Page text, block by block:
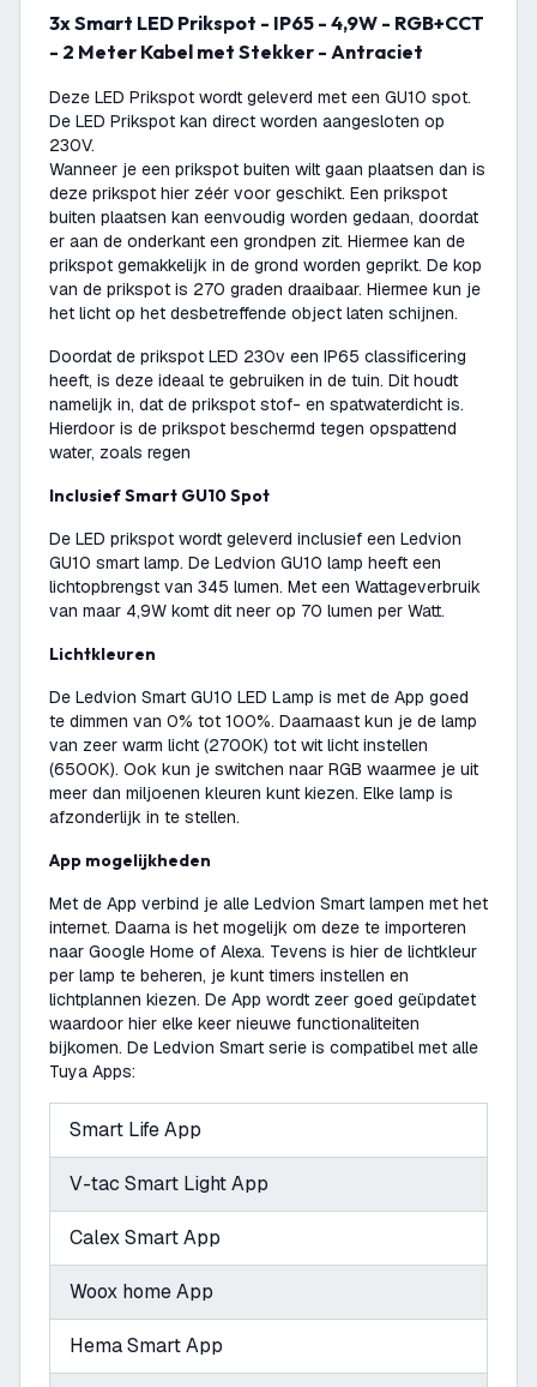
3x Smart LED Prikspot - IP65 - 4,9W - RGB+CCT
- 2 Meter Kabel met Stekker - Antraciet
Deze LED Prikspot wordt geleverd met een GU10 spot.
De LED Prikspot kan direct worden aangesloten op
230V.
Wanneer je een prikspot buiten wilt gaan plaatsen dan is
deze prikspot hier zéér voor geschikt. Een prikspot
buiten plaatsen kan eenvoudig worden gedaan, doordat
er aan de onderkant een grondpen zit. Hiermee kan de
prikspot gemakkelijk in de grond worden geprikt. De kop
van de prikspot is 270 graden draaibaar. Hiermee kun je
het licht op het desbetreffende object laten schijnen.
Doordat de prikspot LED 230v een IP65 classificering
heeft, is deze ideaal te gebruiken in de tuin. Dit houdt
namelijk in, dat de prikspot stof- en spatwaterdicht is.
Hierdoor is de prikspot beschermd tegen opspattend
water, zoals regen
Inclusief Smart GU10 Spot
De LED prikspot wordt geleverd inclusief een Ledvion
GU10 smart lamp. De Ledvion GU10 lamp heeft een
lichtopbrengst van 345 lumen. Met een Wattageverbruik
van maar 4,9W komt dit neer op 70 lumen per Watt.
Lichtkleuren
De Ledvion Smart GU10 LED Lamp is met de App goed
te dimmen van 0% tot 100%. Daarnaast kun je de lamp
van zeer warm licht (2700K) tot wit licht instellen
(6500K). Ook kun je switchen naar RGB waarmee je uit
meer dan miljoenen kleuren kunt kiezen. Elke lamp is
afzonderlijk in te stellen.
App mogelijkheden
Met de App verbind je alle Ledvion Smart lampen met het
internet. Daarna is het mogelijk om deze te importeren
naar Google Home of Alexa. Tevens is hier de lichtkleur
per lamp te beheren, je kunt timers instellen en
lichtplannen kiezen. De App wordt zeer goed geüpdatet
waardoor hier elke keer nieuwe functionaliteiten
bijkomen. De Ledvion Smart serie is compatibel met alle
Tuya Apps:
Smart Life App
V-tac Smart Light App
Calex Smart App
Woox home App
Hema Smart App